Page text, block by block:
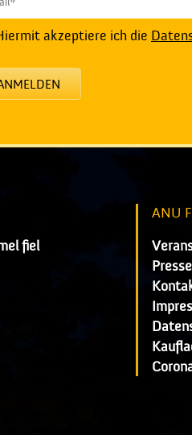
akzeptiere ich die
fiel
ANU
Presse